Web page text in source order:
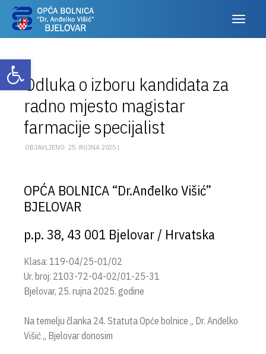
Otvori alatnu traku
Odluka o izboru kandidata za
radno mjesto magistar
farmacije specijalist
OBJAVLJENO: 25. RUJNA 2025 |
OPĆA BOLNICA “Dr.Anđelko Višić”
BJELOVAR
p.p. 38, 43 001 Bjelovar / Hrvatska
Klasa: 119-04/25-01/02
Ur. broj: 2103-72-04-02/01-25-31
Bjelovar, 25. rujna 2025. godine
Na temelju članka 24. Statuta Opće bolnice „ Dr. Anđelko
Višić „ Bjelovar donosim